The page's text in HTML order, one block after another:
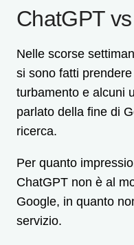
ChatGPT
Nelle scorse
si sono fatti
turbamento e alcuni
parlato della fine di
ricerca.
Per quanto
ChatGPT non è al
Google, in quanto
servizio.